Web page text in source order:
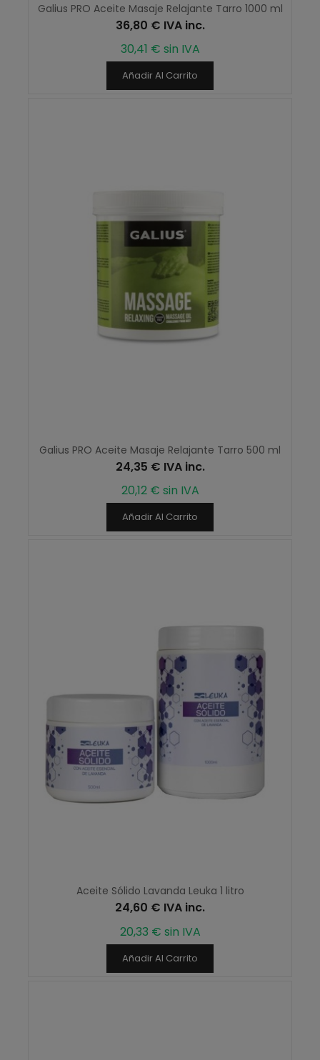
Galius PRO Aceite Masaje Relajante Tarro 1000 ml
36,80 € IVA inc.
30,41 € sin IVA
Añadir Al Carrito
Galius PRO Aceite Masaje Relajante Tarro 500 ml
24,35 € IVA inc.
20,12 € sin IVA
Añadir Al Carrito
Aceite Sólido Lavanda Leuka 1 litro
24,60 € IVA inc.
20,33 € sin IVA
Añadir Al Carrito